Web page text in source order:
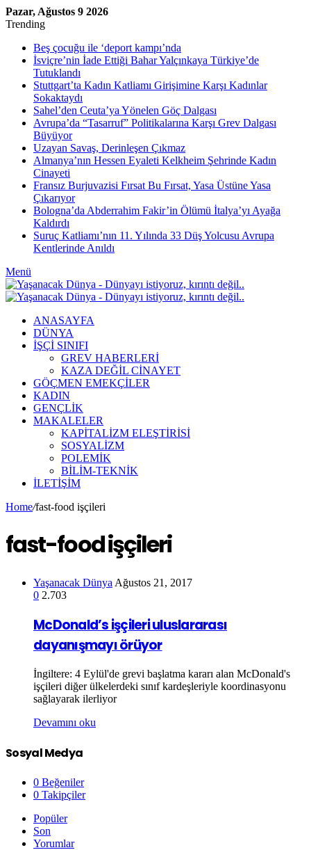
Pazar, Ağustos 9 2026
Trending
Beş çocuğu ile ‘deport kampı’nda
İsviçre’nin İade Ettiği Bahar Yalçınkaya Türkiye’de
Tutuklandı
Stuttgart’ta Kadın Katliamı Girişimine Karşı Kadınlar
Sokaktaydı
Sahel’den Ceuta’ya Yönelen Göç Dalgası
Avrupa’da “Tasarruf” Politikalarına Karşı Grev Dalgası
Büyüyor
Uzayan Savaş, Derinleşen Çıkmaz
Almanya’nın Hessen Eyaleti Kelkheim Şehrinde Kadın
Cinayeti
Fransız Burjuvazisi Fırsat Bu Fırsat, Yasa Üstüne Yasa
Çıkarıyor
Bologna’da Abderrahim Fakir’in Ölümü İtalya’yı Ayağa
Kaldırdı
Suruç Katliamı’nın 11. Yılında 33 Düş Yolcusu Avrupa
Kentlerinde Anıldı
Menü
ANASAYFA
DÜNYA
İŞÇİ SINIFI
GREV HABERLERİ
KAZA DEĞİL CİNAYET
GÖÇMEN EMEKÇİLER
KADIN
GENÇLİK
MAKALELER
KAPİTALİZM ELEŞTİRİSİ
SOSYALİZM
POLEMİK
BİLİM-TEKNİK
ILETIŞIM
Home/fast-food işçileri
fast-food işçileri
Yaşanacak Dünya Ağustos 21, 2017
0 2.703
McDonald’s işçileri uluslararası
dayanışmayı örüyor
İngiltere: 4 Eylül'de grevi başlatma kararı alan McDonald's
işçileri diğer ülkelerdeki sınıf kardeşleriyle koordinasyonu
sağlayarak ilerliyor
Devamını oku
Sosyal Medya
0 Beğeniler
0 Takipçiler
Popüler
Son
Yorumlar